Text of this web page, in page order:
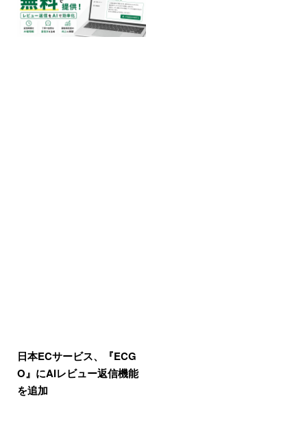
日本ECサービス、『ECG
O』にAIレビュー返信機能
を追加